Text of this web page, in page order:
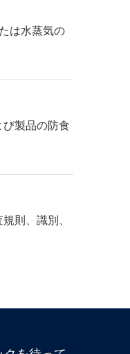
は水蒸気の
製品の防食
則、識別、